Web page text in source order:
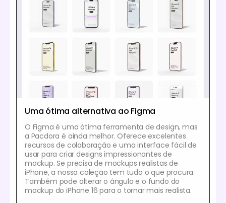
Uma ótima alternativa ao Figma
O Figma é uma ótima ferramenta de design, mas
a Pacdora é ainda melhor. Oferece excelentes
recursos de colaboração e uma interface fácil de
usar para criar designs impressionantes de
mockup. Se precisa de mockups realistas de
iPhone, a nossa coleção tem tudo o que procura.
Também pode alterar o ângulo e o fundo do
mockup do iPhone 16 para o tornar mais realista.